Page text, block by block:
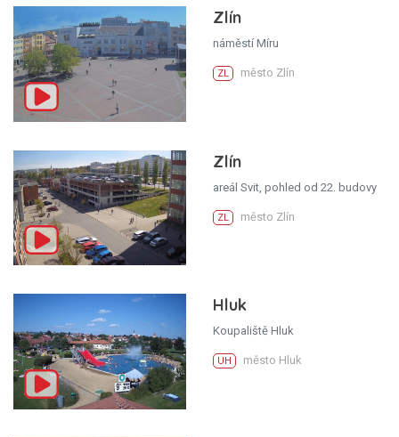
Zlín
náměstí Míru
ZL město Zlín
Zlín
areál Svit, pohled od 22. budovy
ZL město Zlín
Hluk
Koupaliště Hluk
UH město Hluk